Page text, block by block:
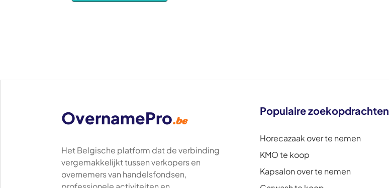
OvernamePro.be
Het Belgische platform dat de verbinding
vergemakkelijkt tussen verkopers en
overnemers van handelsfondsen,
Populaire zoekopdrachten
Horecazaak over te nemen
KMO te koop
Kapsalon over te nemen